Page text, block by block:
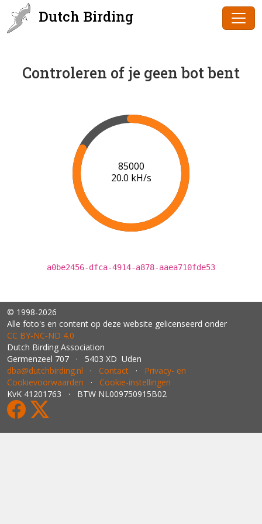
Dutch Birding
Controleren of je geen bot bent
87000
20.0 kH/s
a0be2456-dfca-4914-a878-aaea710fde53
© 1998-2026
Alle foto's en content op deze website gelicenseerd onder
CC BY‑NC‑ND 4.0
Dutch Birding Association
Germenzeel 707 · 5403 XD Uden
dba@dutchbirding.nl · Contact · Privacy- en
Cookievoorwaarden · Cookie-instellingen
KvK 41201763 · BTW NL009750915B02